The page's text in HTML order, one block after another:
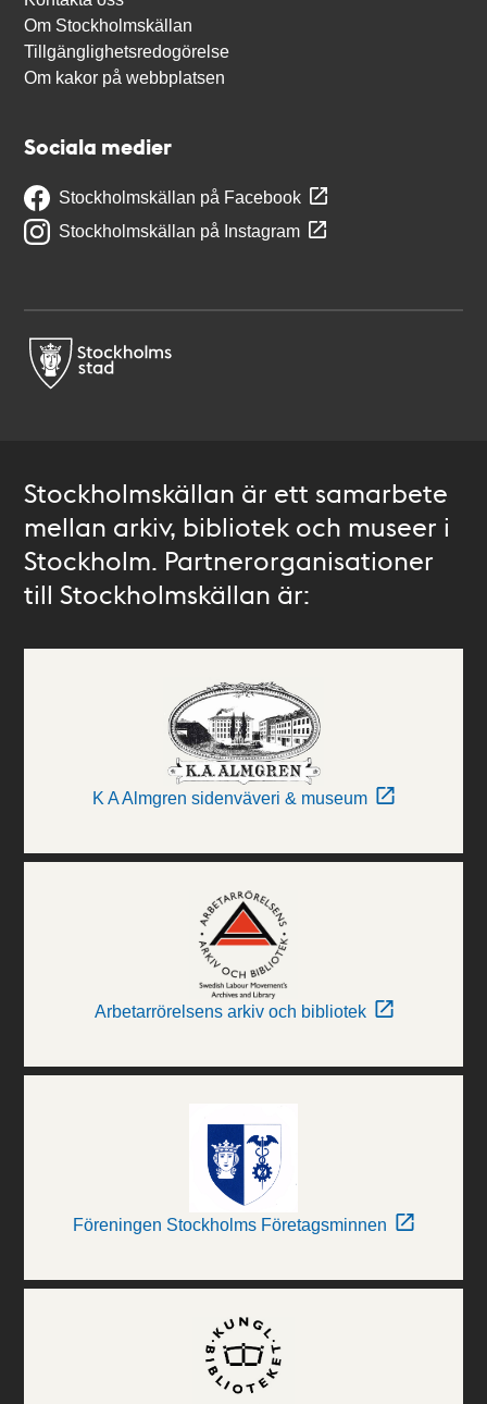
Om Stockholmskällan
Tillgänglighetsredogörelse
Om kakor på webbplatsen
Sociala medier
Stockholmskällan på Facebook
Stockholmskällan på Instagram
Stockholmskällan är ett samarbete
mellan arkiv, bibliotek och museer i
Stockholm. Partnerorganisationer
till Stockholmskällan är:
K A Almgren sidenväveri & museum
Arbetarrörelsens arkiv och bibliotek
Föreningen Stockholms Företagsminnen